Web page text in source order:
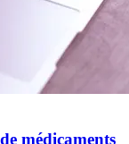
médicaments